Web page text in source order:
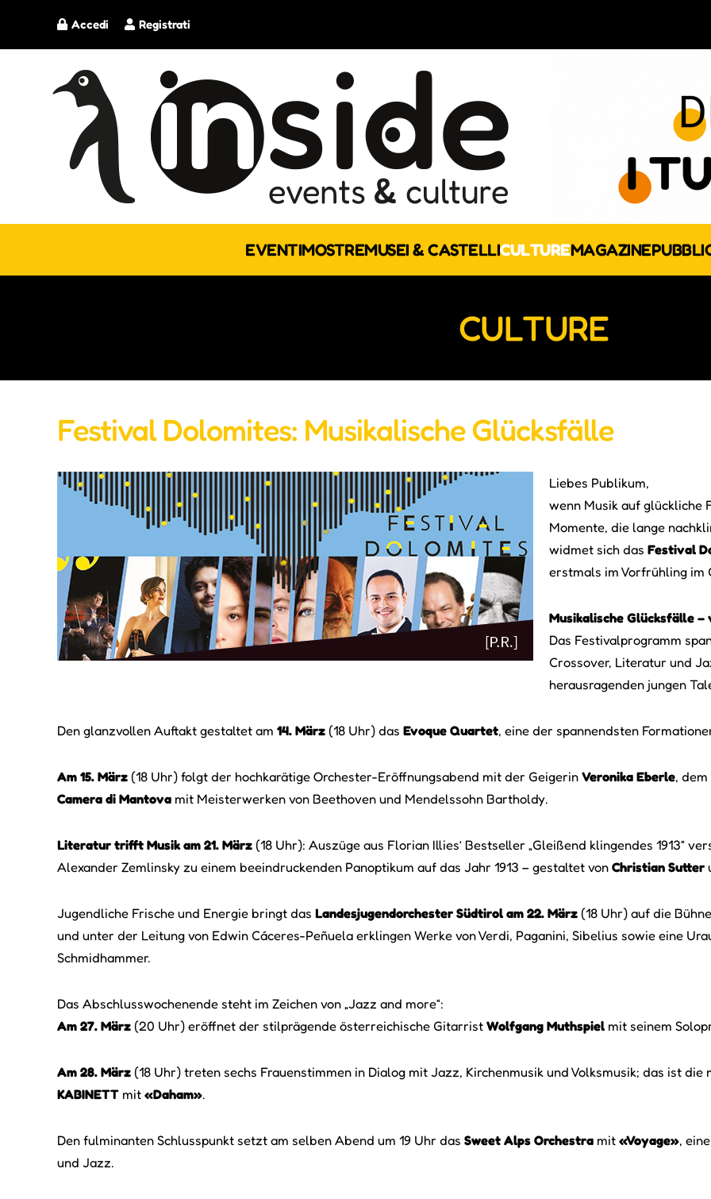
Registrati
Accedi
EVENTIMOSTREMUSEI & CASTELLICULTUREMAGAZINE
CULTURE
Festival Dolomites: Musikalische Glücksfälle
Liebes Publikum,
wenn Musik auf glückliche
Momente, die lange
widmet sich das Festival
erstmals im Vorfrühling im
Musikalische Glücksfälle
Das Festivalprogramm
Crossover, Literatur und
herausragenden jungen
Den glanzvollen Auftakt gestaltet am 14. März (18 Uhr) das Evoque Quartet, eine der spannendsten
Am 15. März (18 Uhr) folgt der hochkarätige Orchester-Eröffnungsabend mit der Geigerin Veronika Eberle,
Camera di Mantova mit Meisterwerken von Beethoven und Mendelssohn Bartholdy.
Literatur trifft Musik am 21. März (18 Uhr): Auszüge aus Florian Illies’ Bestseller „Gleißend klingendes 1913“
Alexander Zemlinsky zu einem beeindruckenden Panoptikum auf das Jahr 1913 – gestaltet von Christian Sutter
Jugendliche Frische und Energie bringt das Landesjugendorchester Südtirol am 22. März (18 Uhr) auf die
und unter der Leitung von Edwin Cáceres-Peñuela erklingen Werke von Verdi, Paganini, Sibelius sowie eine
Schmidhammer.
Das Abschlusswochenende steht im Zeichen von „Jazz and more“:
Am 27. März (20 Uhr) eröffnet der stilprägende österreichische Gitarrist Wolfgang Muthspiel mit seinem
Am 28. März (18 Uhr) treten sechs Frauenstimmen in Dialog mit Jazz, Kirchenmusik und Volksmusik; das ist
KABINETT mit «Daham».
Den fulminanten Schlusspunkt setzt am selben Abend um 19 Uhr das Sweet Alps Orchestra mit «Voyage»,
und Jazz.